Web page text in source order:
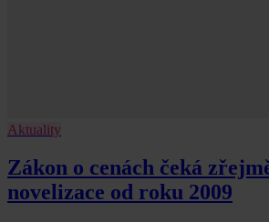
Aktuality
Zákon o cenách čeká
novelizace od roku 2009